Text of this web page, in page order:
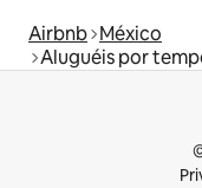
Airbnb México
Aluguéis por